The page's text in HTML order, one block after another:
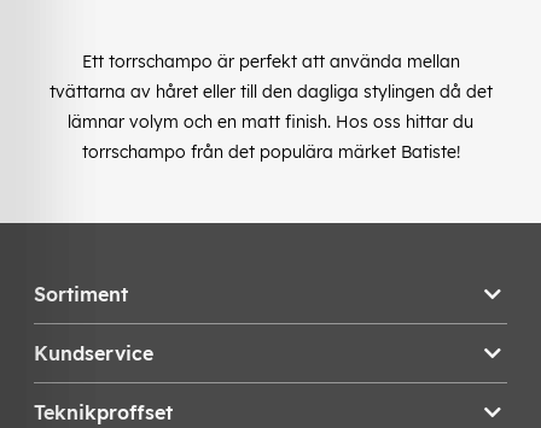
Ett torrschampo är perfekt att använda mellan
tvättarna av håret eller till den dagliga stylingen då det
lämnar volym och en matt finish. Hos oss hittar du
torrschampo från det populära märket Batiste!
Sortiment
Kundservice
Teknikproffset